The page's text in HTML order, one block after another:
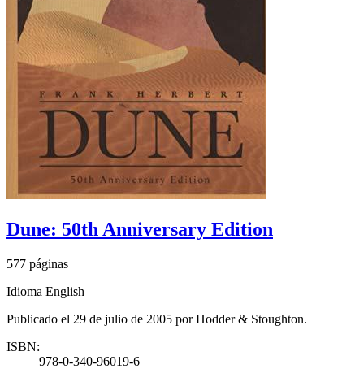
Dune: 50th Anniversary Edition
577 páginas
Idioma English
Publicado el 29 de julio de 2005 por Hodder & Stoughton.
ISBN:
978-0-340-96019-6